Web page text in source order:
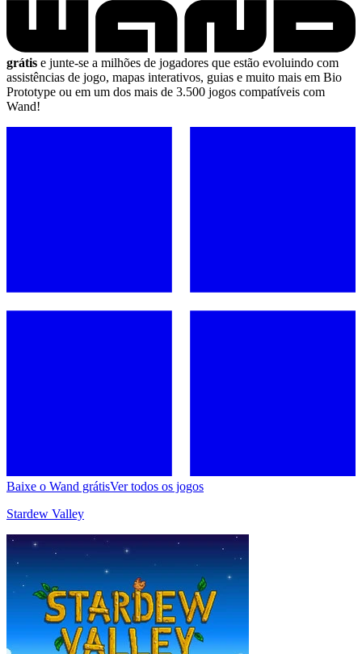
grátis e junte-se a milhões de jogadores que estão evoluindo com
assistências de jogo, mapas interativos, guias e muito mais em Bio
Prototype ou em um dos mais de 3.500 jogos compatíveis com
Wand!
Baixe o Wand grátisVer todos os jogos
Stardew Valley